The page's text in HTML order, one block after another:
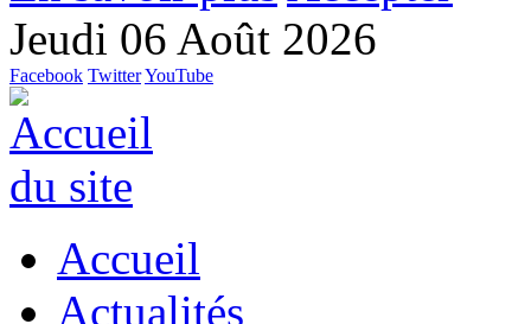
Jeudi 06 Août 2026
Facebook TwitterYouTube
Accueil
Actualités